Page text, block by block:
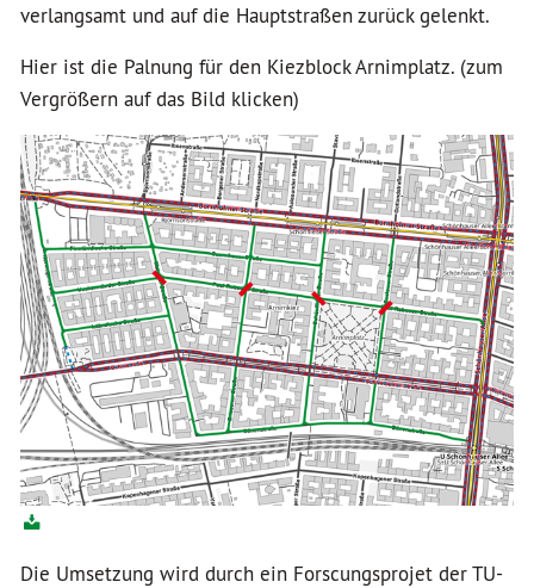
verlangsamt und auf die Hauptstraßen zurück gelenkt.
Hier ist die Palnung für den Kiezblock Arnimplatz. (zum
Vergrößern auf das Bild klicken)
Die Umsetzung wird durch ein Forscungsprojet der TU-